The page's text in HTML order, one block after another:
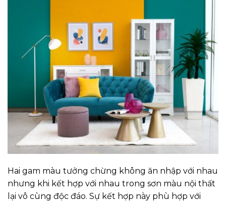
Hai gam màu tưởng chừng không ăn nhập với nhau
nhưng khi kết hợp với nhau trong sơn màu nội thất
lại vô cùng độc đáo. Sự kết hợp này phù hợp với